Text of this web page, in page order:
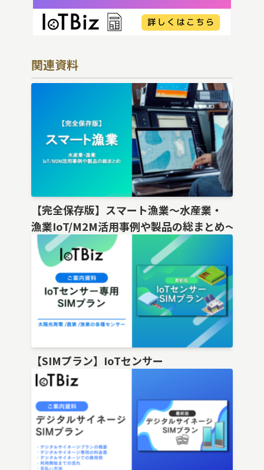
関連資料
【完全保存版】スマート漁業〜水産業・
漁業IoT/M2M活用事例や製品の総まとめ〜
【SIMプラン】IoTセンサー